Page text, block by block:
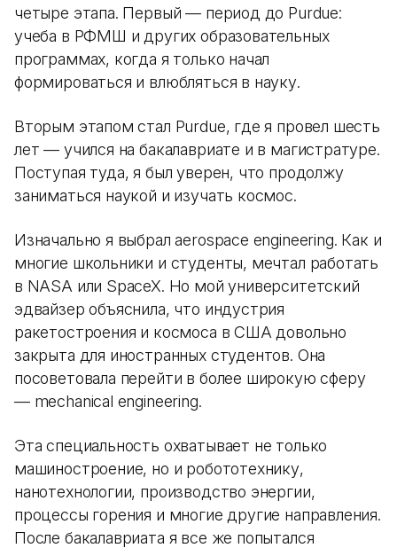
четыре этапа. Первый — период до Purdue:
учеба в РФМШ и других образовательных
программах, когда я только начал
формироваться и влюбляться в науку.
Вторым этапом стал Purdue, где я провел шесть
лет — учился на бакалавриате и в магистратуре.
Поступая туда, я был уверен, что продолжу
заниматься наукой и изучать космос.
Изначально я выбрал aerospace engineering. Как и
многие школьники и студенты, мечтал работать
в NASA или SpaceX. Но мой университетский
эдвайзер объяснила, что индустрия
ракетостроения и космоса в США довольно
закрыта для иностранных студентов. Она
посоветовала перейти в более широкую сферу
— mechanical engineering.
Эта специальность охватывает не только
машиностроение, но и робототехнику,
нанотехнологии, производство энергии,
процессы горения и многие другие направления.
После бакалавриата я все же попытался